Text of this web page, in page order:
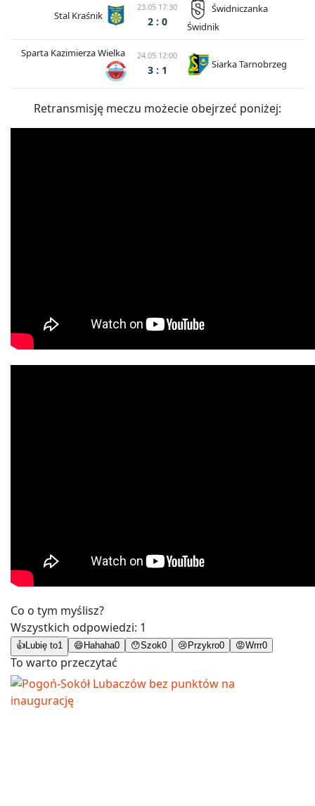
Stal Kraśnik
23.05 17:30
2 : 0
Świdniczanka
Świdnik
Sparta Kazimierza Wielka 24.05 12:00
3 : 1 Siarka Tarnobrzeg
Retransmisję meczu możecie obejrzeć poniżej:
Co o tym myślisz?
Wszystkich odpowiedzi: 1
👍 Lubię to1 😄 Hahaha0 😯Szok0 😢 Przykro0 😡Wrrr0
To warto przeczytać